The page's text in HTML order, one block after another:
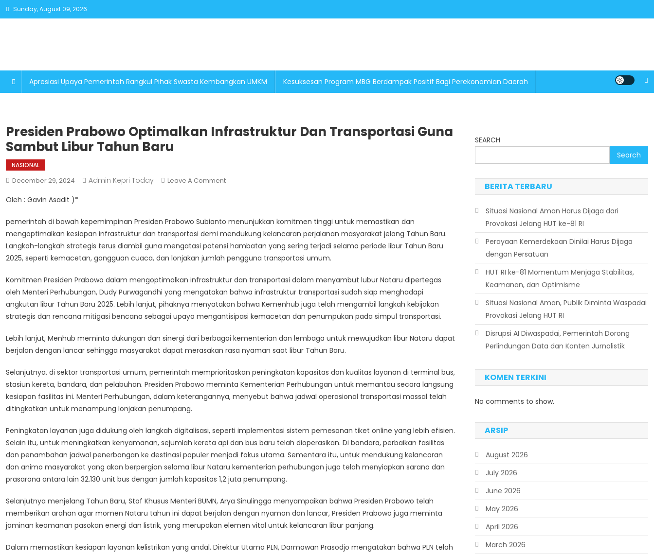
Skip
to
Sunday, August 09, 2026
Apresiasi Upaya Pemerintah Rangkul Pihak Swasta Kembangkan UMKM Kesuksesan Program MBG Berdampak Positif Bagi Perekonomian Daerah
Presiden Prabowo Optimalkan Infrastruktur Dan Transportasi Guna
Sambut Libur Tahun Baru
NASIONAL
December 29, 2024 Admin Kepri Today Leave A CommentOn
Infrastruktur
Dan
Transportasi
Guna
Libur
Tahun
Baru
Oleh : Gavin Asadit )*
pemerintah di bawah kepemimpinan Presiden Prabowo Subianto menunjukkan komitmen tinggi untuk memastikan dan
mengoptimalkan kesiapan infrastruktur dan transportasi demi mendukung kelancaran perjalanan masyarakat jelang Tahun Baru.
Langkah-langkah strategis terus diambil guna mengatasi potensi hambatan yang sering terjadi selama periode libur Tahun Baru
2025, seperti kemacetan, gangguan cuaca, dan lonjakan jumlah pengguna transportasi umum.
Komitmen Presiden Prabowo dalam mengoptimalkan infrastruktur dan transportasi dalam menyambut lubur Nataru dipertegas
oleh Menteri Perhubungan, Dudy Purwagandhi yang mengatakan bahwa infrastruktur transportasi sudah siap menghadapi
angkutan libur Tahun Baru 2025. Lebih lanjut, pihaknya menyatakan bahwa Kemenhub juga telah mengambil langkah kebijakan
strategis dan rencana mitigasi bencana sebagai upaya mengantisipasi kemacetan dan penumpukan pada simpul transportasi.
Lebih lanjut, Menhub meminta dukungan dan sinergi dari berbagai kementerian dan lembaga untuk mewujudkan libur Nataru dapat
berjalan dengan lancar sehingga masyarakat dapat merasakan rasa nyaman saat libur Tahun Baru.
Selanjutnya, di sektor transportasi umum, pemerintah memprioritaskan peningkatan kapasitas dan kualitas layanan di terminal bus,
stasiun kereta, bandara, dan pelabuhan. Presiden Prabowo meminta Kementerian Perhubungan untuk memantau secara langsung
kesiapan fasilitas ini. Menteri Perhubungan, dalam keterangannya, menyebut bahwa jadwal operasional transportasi massal telah
ditingkatkan untuk menampung lonjakan penumpang.
Peningkatan layanan juga didukung oleh langkah digitalisasi, seperti implementasi sistem pemesanan tiket online yang lebih efisien.
Selain itu, untuk meningkatkan kenyamanan, sejumlah kereta api dan bus baru telah dioperasikan. Di bandara, perbaikan fasilitas
dan penambahan jadwal penerbangan ke destinasi populer menjadi fokus utama. Sementara itu, untuk mendukung kelancaran
dan animo masyarakat yang akan berpergian selama libur Nataru kementerian perhubungan juga telah menyiapkan sarana dan
prasarana antara lain 32.130 unit bus dengan jumlah kapasitas 1,2 juta penumpang.
Selanjutnya menjelang Tahun Baru, Staf Khusus Menteri BUMN, Arya Sinulingga menyampaikan bahwa Presiden Prabowo telah
memberikan arahan agar momen Nataru tahun ini dapat berjalan dengan nyaman dan lancar, Presiden Prabowo juga meminta
jaminan keamanan pasokan energi dan listrik, yang merupakan elemen vital untuk kelancaran libur panjang.
Dalam memastikan kesiapan layanan kelistrikan yang andal, Direktur Utama PLN, Darmawan Prasodjo mengatakan bahwa PLN telah
SEARCH
Search
BERITA TERBARU
Situasi Nasional Aman Harus Dijaga dari
Provokasi Jelang HUT ke-81 RI
Perayaan Kemerdekaan Dinilai Harus Dijaga
dengan Persatuan
HUT RI ke-81 Momentum Menjaga Stabilitas,
Keamanan, dan Optimisme
Situasi Nasional Aman, Publik Diminta Waspadai
Provokasi Jelang HUT RI
Disrupsi AI Diwaspadai, Pemerintah Dorong
Perlindungan Data dan Konten Jurnalistik
KOMEN TERKINI
No comments to show.
ARSIP
August 2026
July 2026
June 2026
May 2026
April 2026
March 2026